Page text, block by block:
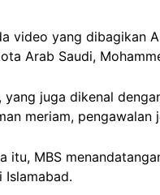
video yang dibagikan
Arab Saudi,
yang juga dikenal
meriam,
itu, MBS